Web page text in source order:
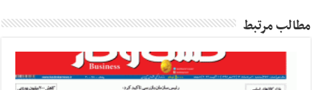
مطالب مرتبط